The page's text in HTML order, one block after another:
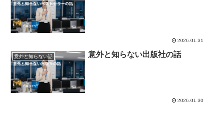
2026.01.31
意外と知らない話 意外と知らない出版社の話
2026.01.30